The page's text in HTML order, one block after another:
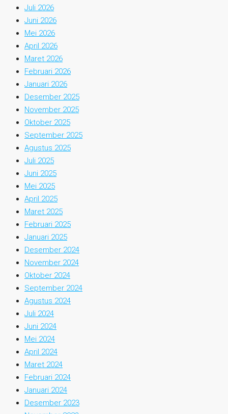
Juli 2026
Juni 2026
Mei 2026
April 2026
Maret 2026
Februari 2026
Januari 2026
Desember 2025
November 2025
Oktober 2025
September 2025
Agustus 2025
Juli 2025
Juni 2025
Mei 2025
April 2025
Maret 2025
Februari 2025
Januari 2025
Desember 2024
November 2024
Oktober 2024
September 2024
Agustus 2024
Juli 2024
Juni 2024
Mei 2024
April 2024
Maret 2024
Februari 2024
Januari 2024
Desember 2023